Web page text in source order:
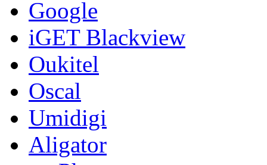
Google
iGET Blackview
Oukitel
Oscal
Umidigi
Aligator